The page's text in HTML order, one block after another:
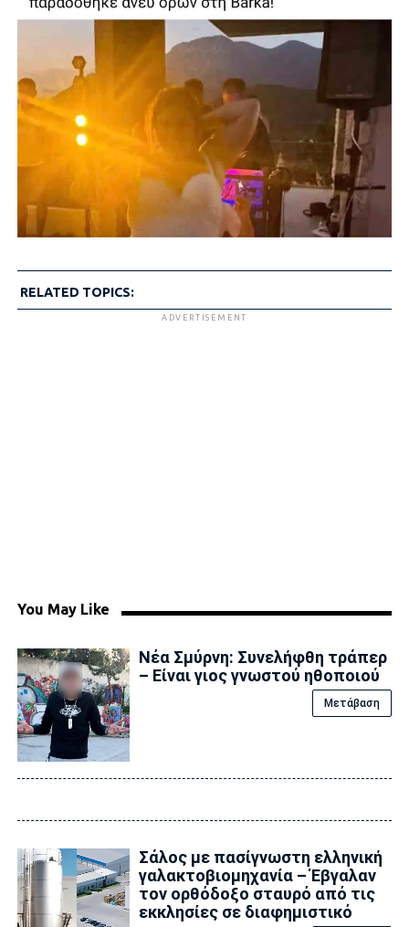
RELATED TOPICS:
ADVERTISEMENT
You May Like
Νέα Σμύρνη: Συνελήφθη τράπερ
– Είναι γιος γνωστού ηθοποιού
Μετάβαση
Σάλος με πασίγνωστη ελληνική
γαλακτοβιομηχανία – Έβγαλαν
τον ορθόδοξο σταυρό από τις
εκκλησίες σε διαφημιστικό